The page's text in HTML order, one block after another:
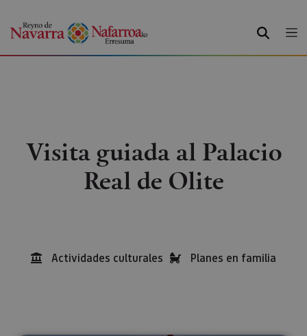
BUSCAR
Visita guiada al Palacio
Real de Olite
Actividades culturales Planes en familia